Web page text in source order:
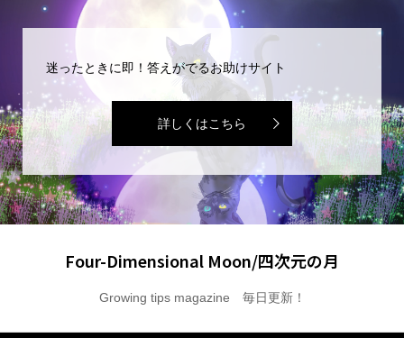
迷ったときに即！答えがでるお助けサイト
詳しくはこちら
Four-Dimensional Moon/四次元の月
Growing tips magazine 毎日更新！